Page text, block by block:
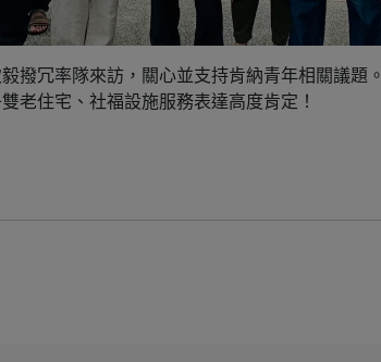
撥冗率隊來訪，關心並支持肯納青年相關議題。
老住宅、社福設施服務表達高度肯定！